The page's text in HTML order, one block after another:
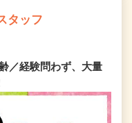
タッフ
／経験問わず、大量